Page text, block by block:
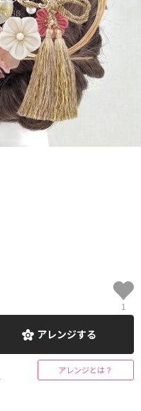
1
アレンジする
アレンジとは？